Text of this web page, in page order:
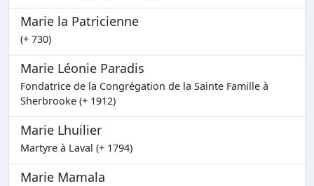
Marie la Patricienne
(+ 730)
Marie Léonie Paradis
Fondatrice de la Congrégation de la Sainte Famille à
Sherbrooke (+ 1912)
Marie Lhuilier
Martyre à Laval (+ 1794)
Marie Mamala